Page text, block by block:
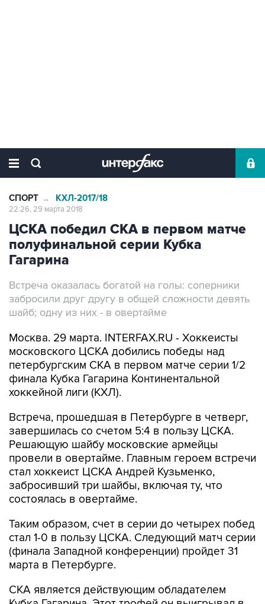
СПОРТ → КХЛ-2017/18
22:26, 29 марта 2018
ЦСКА победил СКА в первом матче
полуфинальной серии Кубка
Гагарина
Встреча оказалась богатой на голы: соперники
забросили друг другу в общей сложности девять
шайб; одну из них - в овертайме
Москва. 29 марта. INTERFAX.RU - Хоккеисты
московского ЦСКА добились победы над
петербургским СКА в первом матче серии 1/2
финала Кубка Гагарина Континентальной
хоккейной лиги (КХЛ).
Встреча, прошедшая в Петербурге в четверг,
завершилась со счетом 5:4 в пользу ЦСКА.
Решающую шайбу московские армейцы
провели в овертайме. Главным героем встречи
стал хоккеист ЦСКА Андрей Кузьменко,
забросивший три шайбы, включая ту, что
состоялась в овертайме.
Таким образом, счет в серии до четырех побед
стал 1-0 в пользу ЦСКА. Следующий матч серии
(финала Западной конференции) пройдет 31
марта в Петербурге.
СКА является действующим обладателем